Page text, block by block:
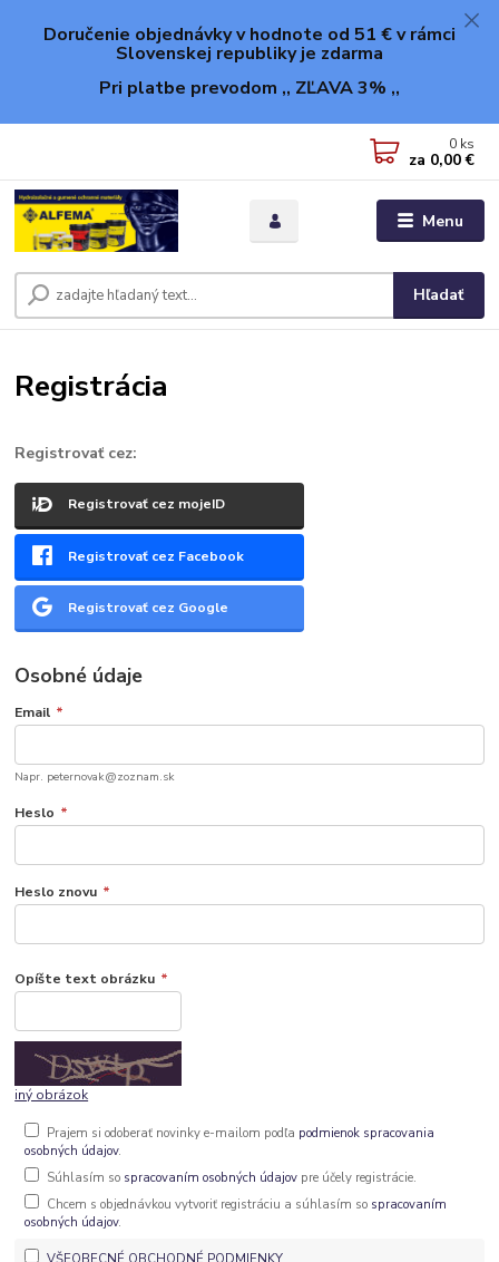
Doručenie objednávky v hodnote od 51 € v rámci
Slovenskej republiky je zdarma
Pri platbe prevodom ,, ZĽAVA 3% ,,
Menu
Hľadať
0 ks
za 0,00 €
Registrácia
Registrovať cez:
Registrovať cez mojeID
Registrovať cez Facebook
Registrovať cez Google
Osobné údaje
Email *
Napr. peternovak@zoznam.sk
Heslo *
Heslo znovu *
Opíšte text obrázku *
iný obrázok
Prajem si odoberať novinky e-mailom podľa podmienok spracovania
osobných údajov.
Súhlasím so spracovaním osobných údajovpre účely registrácie.
Chcem s objednávkou vytvoriť registráciu a súhlasím so spracovaním
osobných údajov.